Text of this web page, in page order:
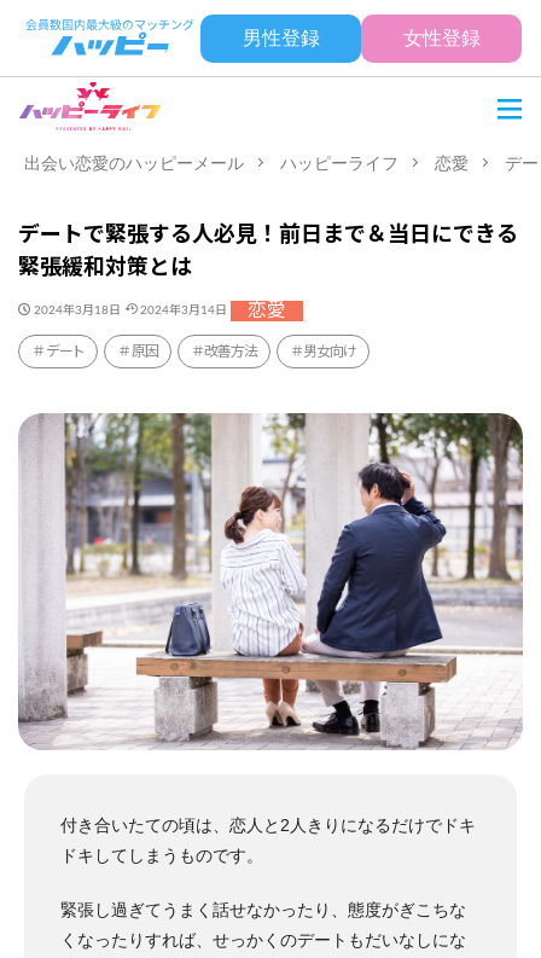
男性登録 女性登録
出会い恋愛のハッピーメール ハッピーライフ 恋愛 デ
デートで緊張する人必見！前日まで＆当日にできる
緊張緩和対策とは
2024年3月18日 2024年3月14日 恋愛
デート 原因 改善方法 男女向け
付き合いたての頃は、恋人と2人きりになるだけでドキ
ドキしてしまうものです。
緊張し過ぎてうまく話せなかったり、態度がぎこちな
くなったりすれば、せっかくのデートもだいなしにな